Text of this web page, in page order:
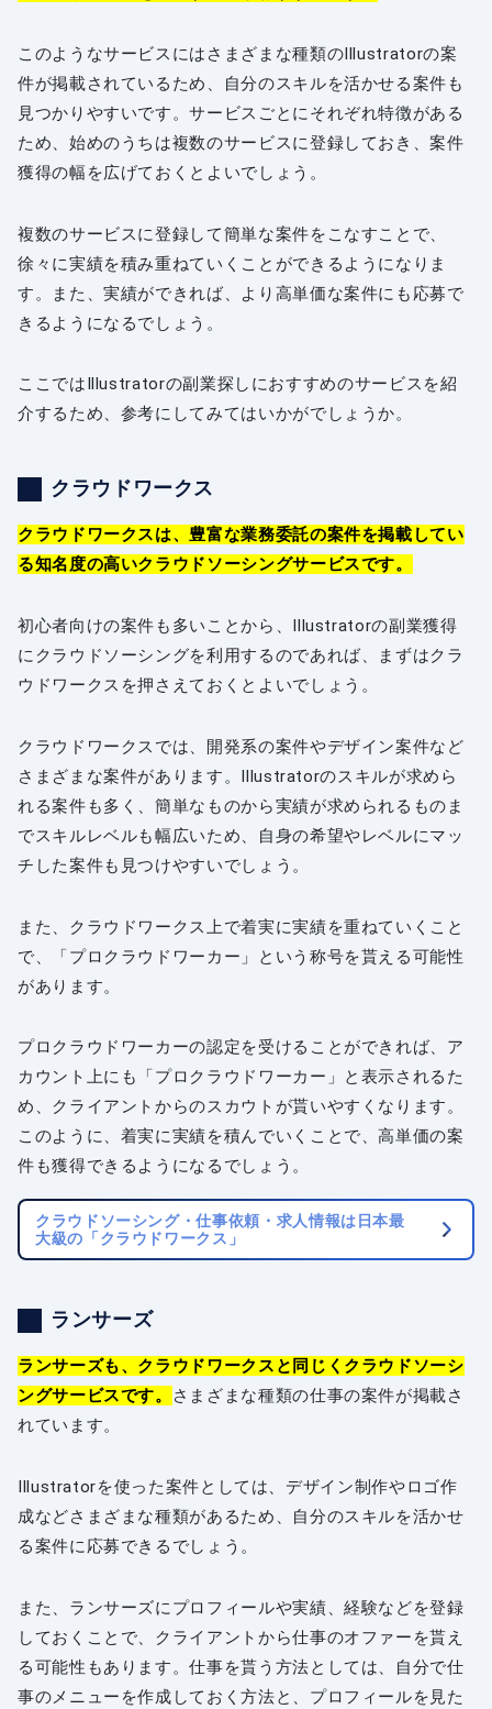
このようなサービスにはさまざまな種類のIllustratorの案
件が掲載されているため、自分のスキルを活かせる案件も
見つかりやすいです。サービスごとにそれぞれ特徴がある
ため、始めのうちは複数のサービスに登録しておき、案件
獲得の幅を広げておくとよいでしょう。
複数のサービスに登録して簡単な案件をこなすことで、
徐々に実績を積み重ねていくことができるようになりま
す。また、実績ができれば、より高単価な案件にも応募で
きるようになるでしょう。
ここではIllustratorの副業探しにおすすめのサービスを紹
介するため、参考にしてみてはいかがでしょうか。
クラウドワークス
クラウドワークスは、豊富な業務委託の案件を掲載してい
る知名度の高いクラウドソーシングサービスです。
初心者向けの案件も多いことから、Illustratorの副業獲得
にクラウドソーシングを利用するのであれば、まずはクラ
ウドワークスを押さえておくとよいでしょう。
クラウドワークスでは、開発系の案件やデザイン案件など
さまざまな案件があります。Illustratorのスキルが求めら
れる案件も多く、簡単なものから実績が求められるものま
でスキルレベルも幅広いため、自身の希望やレベルにマッ
チした案件も見つけやすいでしょう。
また、クラウドワークス上で着実に実績を重ねていくこと
で、「プロクラウドワーカー」という称号を貰える可能性
があります。
プロクラウドワーカーの認定を受けることができれば、ア
カウント上にも「プロクラウドワーカー」と表示されるた
め、クライアントからのスカウトが貰いやすくなります。
このように、着実に実績を積んでいくことで、高単価の案
件も獲得できるようになるでしょう。
クラウドソーシング・仕事依頼・求人情報は日本最
大級の「クラウドワークス」
ランサーズ
ランサーズも、クラウドワークスと同じくクラウドソーシ
ングサービスです。
さまざまな種類の仕事の案件が掲載さ
れています。
Illustratorを使った案件としては、デザイン制作やロゴ作
成などさまざまな種類があるため、自分のスキルを活かせ
る案件に応募できるでしょう。
また、ランサーズにプロフィールや実績、経験などを登録
しておくことで、クライアントから仕事のオファーを貰え
る可能性もあります。仕事を貰う方法としては、自分で仕
事のメニューを作成しておく方法と、プロフィールを見た